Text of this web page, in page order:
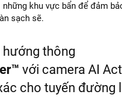
khu vực bẩn để đảm
sạch sẽ.
thông
với camera AI
cho tuyến đường